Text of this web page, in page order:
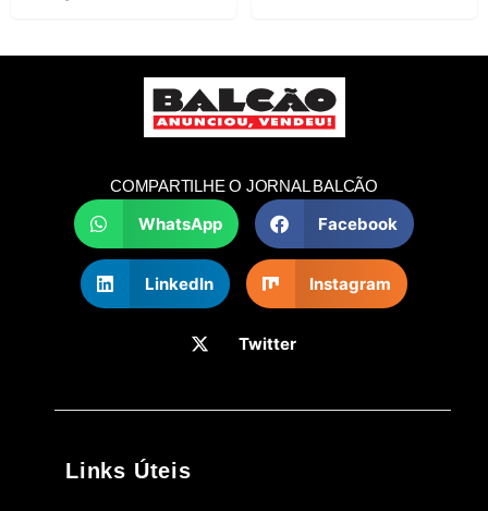
COMPARTILHE O JORNAL BALCÃO
WhatsApp Facebook
LinkedIn Instagram
Twitter
Links Úteis